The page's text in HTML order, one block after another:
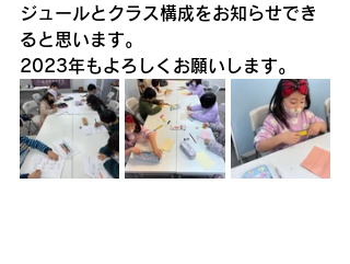
ジュールとクラス構成をお知らせでき
ると思います。
2023年もよろしくお願いします。